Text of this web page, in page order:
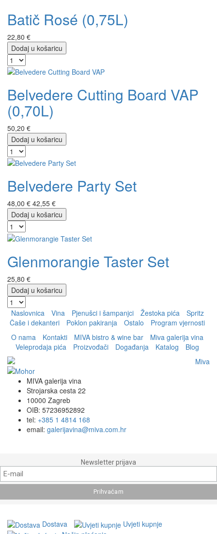
Batič Rosé (0,75L)
22,80 €
Dodaj u košaricu
Belvedere Cutting Board VAP
(0,70L)
50,20 €
Dodaj u košaricu
Belvedere Party Set
48,00 € 42,55 €
Dodaj u košaricu
Glenmorangie Taster Set
25,80 €
Dodaj u košaricu
Naslovnica Vina Pjenušci i šampanjci Žestoka pića
Spritz
Čaše i dekanteri
Poklon pakiranja Ostalo
Program vjernosti
O nama
Kontakti MIVA bistro & wine bar
Miva galerija vina
Veleprodaja pića
Proizvođači Događanja Katalog Blog
MIVA galerija vina
Strojarska cesta 22
10000 Zagreb
OIB: 57236952892
tel: +385 1 4814 168
email: galerijavina@miva.com.hr
Newsletter prijava
Dostava
Uvjeti kupnje